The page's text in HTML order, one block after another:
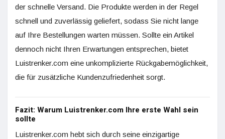
der schnelle Versand. Die Produkte werden in der Regel
schnell und zuverlässig geliefert, sodass Sie nicht lange
auf Ihre Bestellungen warten müssen. Sollte ein Artikel
dennoch nicht Ihren Erwartungen entsprechen, bietet
Luistrenker.com eine unkomplizierte Rückgabemöglichkeit,
die für zusätzliche Kundenzufriedenheit sorgt.
Fazit: Warum Luistrenker.com Ihre erste Wahl sein
sollte
Luistrenker.com hebt sich durch seine einzigartige